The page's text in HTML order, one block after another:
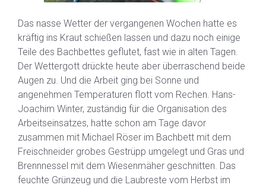
Das nasse Wetter der vergangenen Wochen hatte es
kräftig ins Kraut schießen lassen und dazu noch einige
Teile des Bachbettes geflutet, fast wie in alten Tagen.
Der Wettergott drückte heute aber überraschend beide
Augen zu. Und die Arbeit ging bei Sonne und
angenehmen Temperaturen flott vom Rechen. Hans-
Joachim Winter, zuständig für die Organisation des
Arbeitseinsatzes, hatte schon am Tage davor
zusammen mit Michael Röser im Bachbett mit dem
Freischneider grobes Gestrüpp umgelegt und Gras und
Brennnessel mit dem Wiesenmäher geschnitten. Das
feuchte Grünzeug und die Laubreste vom Herbst im